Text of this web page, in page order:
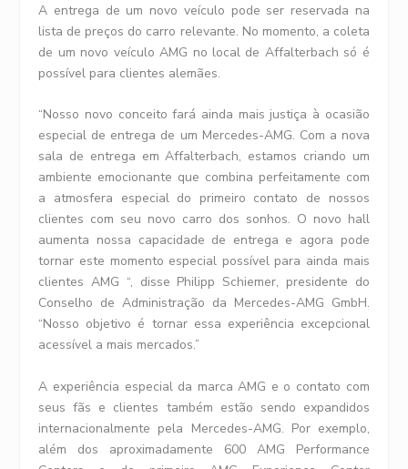
A entrega de um novo veículo pode ser reservada na
lista de preços do carro relevante. No momento, a coleta
de um novo veículo AMG no local de Affalterbach só é
possível para clientes alemães.
“Nosso novo conceito fará ainda mais justiça à ocasião
especial de entrega de um Mercedes-AMG. Com a nova
sala de entrega em Affalterbach, estamos criando um
ambiente emocionante que combina perfeitamente com
a atmosfera especial do primeiro contato de nossos
clientes com seu novo carro dos sonhos. O novo hall
aumenta nossa capacidade de entrega e agora pode
tornar este momento especial possível para ainda mais
clientes AMG “, disse Philipp Schiemer, presidente do
Conselho de Administração da Mercedes-AMG GmbH.
“Nosso objetivo é tornar essa experiência excepcional
acessível a mais mercados.”
A experiência especial da marca AMG e o contato com
seus fãs e clientes também estão sendo expandidos
internacionalmente pela Mercedes-AMG. Por exemplo,
além dos aproximadamente 600 AMG Performance